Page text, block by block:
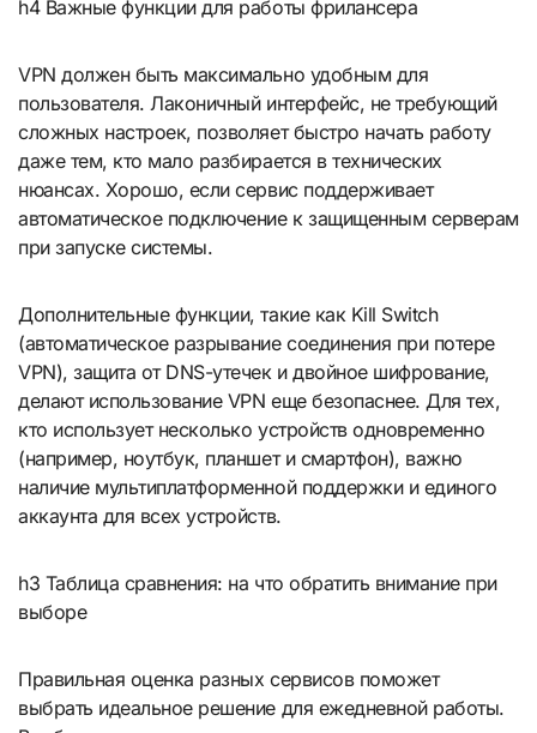
h4 Важные функции для работы фрилансера
VPN должен быть максимально удобным для
пользователя. Лаконичный интерфейс, не требующий
сложных настроек, позволяет быстро начать работу
даже тем, кто мало разбирается в технических
нюансах. Хорошо, если сервис поддерживает
автоматическое подключение к защищенным серверам
при запуске системы.
Дополнительные функции, такие как Kill Switch
(автоматическое разрывание соединения при потере
VPN), защита от DNS-утечек и двойное шифрование,
делают использование VPN еще безопаснее. Для тех,
кто использует несколько устройств одновременно
(например, ноутбук, планшет и смартфон), важно
наличие мультиплатформенной поддержки и единого
аккаунта для всех устройств.
h3 Таблица сравнения: на что обратить внимание при
выборе
Правильная оценка разных сервисов поможет
выбрать идеальное решение для ежедневной работы.